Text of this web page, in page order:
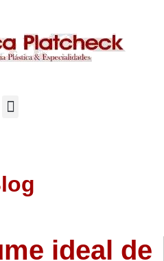
ideal de